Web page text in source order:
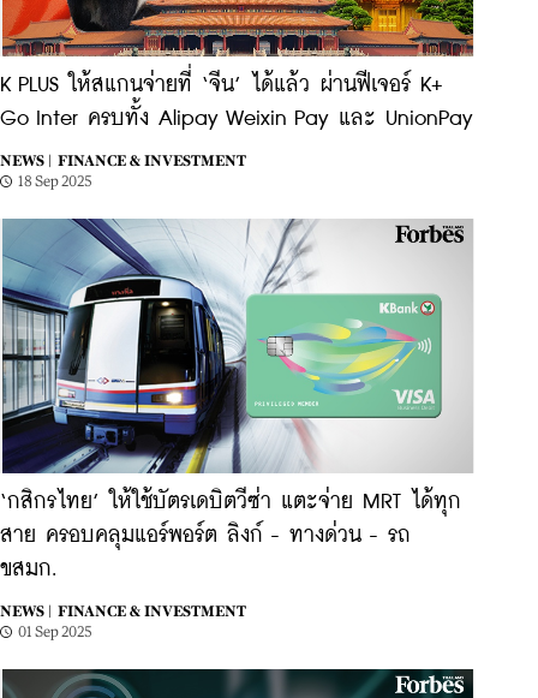
K PLUS ให้สแกนจ่ายที่ ‘จีน’ ได้แล้ว ผ่านฟีเจอร์ K+
Go Inter ครบทั้ง Alipay Weixin Pay และ UnionPay
NEWS |
FINANCE & INVESTMENT
18 Sep 2025
‘กสิกรไทย’ ให้ใช้บัตรเดบิตวีซ่า แตะจ่าย MRT ได้ทุก
สาย ครอบคลุมแอร์พอร์ต ลิงก์ - ทางด่วน - รถ
ขสมก.
NEWS |
FINANCE & INVESTMENT
01 Sep 2025